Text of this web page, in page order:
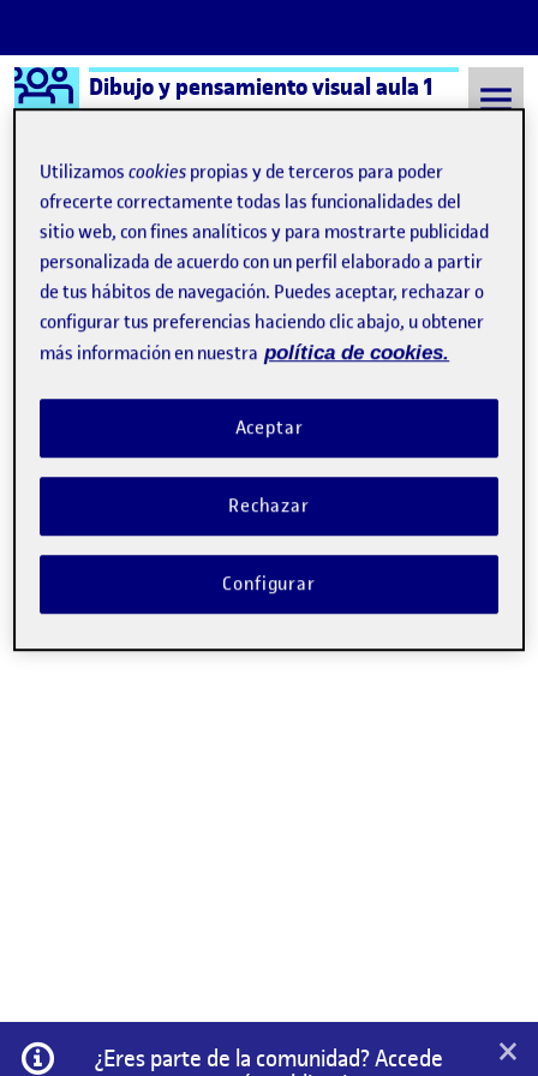
Saltar al contenido
Logo Ágora
Dibujo y pensamiento visual aula 1
Semestre 20221 - Aula 1 11 Enero, 2023
11 Enero, 2023
PEC4: Mostrar & Testear
Publicado por
Heinz Jany Guzmán
Fecha de publicación
comentario
PEC4: Mostrar & Testear Hogart Bazzar Para descargar el
documento haga clic acá 4. Mostrar y testear …
Información
¿Eres parte de la comunidad? Accede
×
Utilizamoscookies propias y de terceros para poder
ofrecerte correctamente todas las funcionalidades del
sitio web, con fines analíticos y para mostrarte publicidad
personalizada de acuerdo con un perfil elaborado a partir
de tus hábitos de navegación. Puedes aceptar, rechazar o
configurar tus preferencias haciendo clic abajo, u obtener
más información en nuestra política de cookies.
Rechazar
Aceptar
Configurar